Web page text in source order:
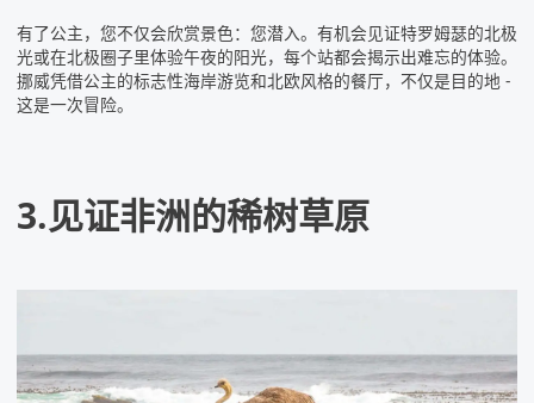
有了公主，您不仅会欣赏景色：您潜入。有机会见证特罗姆瑟的北极
光或在北极圈子里体验午夜的阳光，每个站都会揭示出难忘的体验。
挪威凭借公主的标志性海岸游览和北欧风格的餐厅，不仅是目的地 -
这是一次冒险。
3.见证非洲的稀树草原